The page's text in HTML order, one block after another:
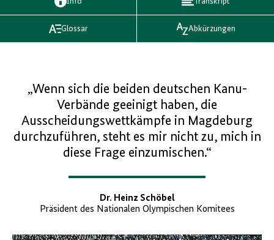
Glossar Abkürzungen
„Wenn sich die beiden deutschen Kanu-
Verbände geeinigt haben, die
Ausscheidungswettkämpfe in Magdeburg
durchzuführen, steht es mir nicht zu, mich in
diese Frage einzumischen.“
Dr. Heinz Schöbel
Präsident des Nationalen Olympischen Komitees